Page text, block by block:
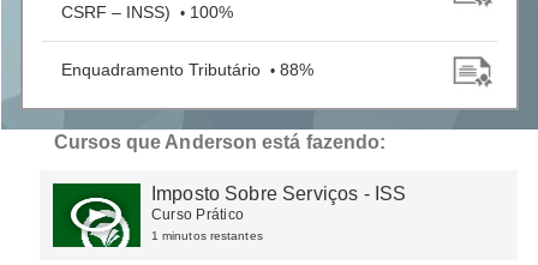
CSRF – INSS)
• 100%
Enquadramento Tributário • 88%
Cursos que Anderson está fazendo:
Imposto Sobre Serviços - ISS
Curso Prático
1 minutos restantes